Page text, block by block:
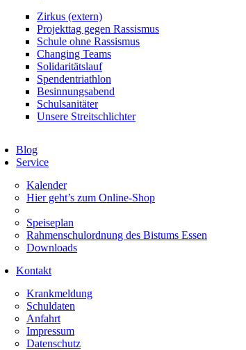
Zirkus (extern)
Projekttag gegen Rassismus
Schule ohne Rassismus
Changing Teams
Solidaritätslauf
Spendentriathlon
Besinnungsabend
Schulsanitäter
Unsere Streitschlichter
Blog
Service
Kalender
Hier geht’s zum Online-Shop
Speiseplan
Rahmenschulordnung des Bistums Essen
Downloads
Kontakt
Krankmeldung
Schuldaten
Anfahrt
Impressum
Datenschutz